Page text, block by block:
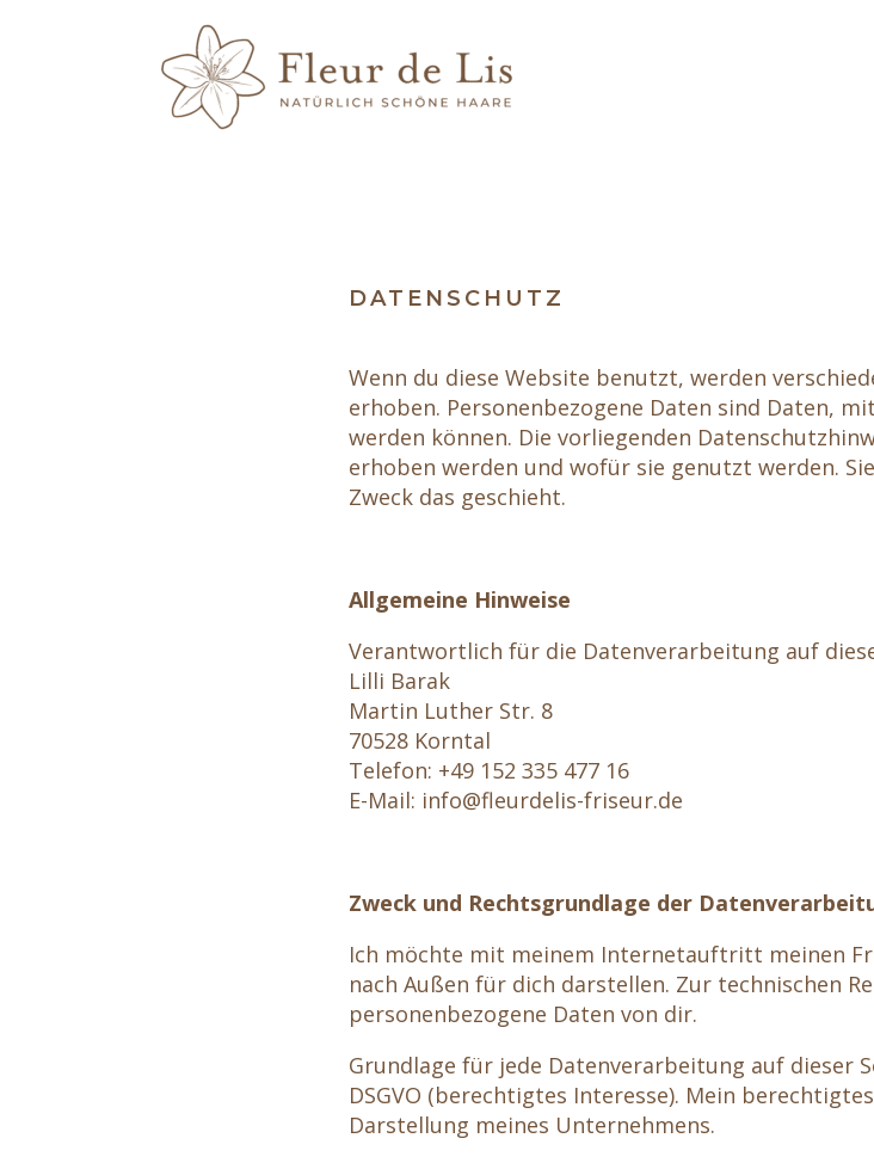
DATENSCHUTZ
Wenn du diese Website benutzt, werden
erhoben. Personenbezogene Daten sind Daten,
werden können. Die vorliegenden
erhoben werden und wofür sie genutzt werden.
Zweck das geschieht.
Allgemeine Hinweise
Verantwortlich für die Datenverarbeitung auf
Lilli Barak
Martin Luther Str. 8
70528 Korntal
Telefon: +49 152 335 477 16
E-Mail: info@fleurdelis-friseur.de
Zweck und Rechtsgrundlage der
Ich möchte mit meinem Internetauftritt meinen
nach Außen für dich darstellen. Zur technischen
personenbezogene Daten von dir.
Grundlage für jede Datenverarbeitung auf dieser
DSGVO (berechtigtes Interesse). Mein
Darstellung meines Unternehmens.